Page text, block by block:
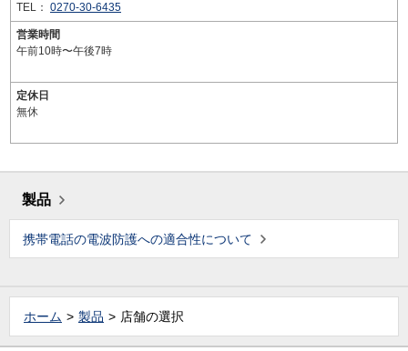
TEL： 0270-30-6435
営業時間
午前10時〜午後7時
定休日
無休
製品
携帯電話の電波防護への適合性について
ホーム 製品 店舗の選択